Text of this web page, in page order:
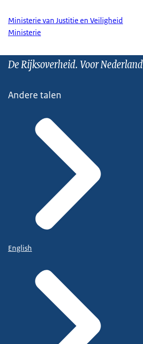
Ministerie van Justitie en Veiligheid
Ministerie
De Rijksoverheid. Voor Nederland
Andere talen
English